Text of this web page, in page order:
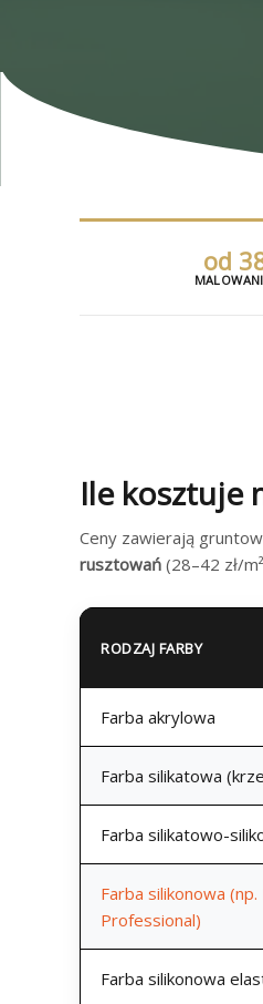
od
Ile kosztuje
Ceny zawierają
rusztowań (28–42 zł/
RODZAJ FARBY
Farba akrylowa
Farba silikatowa
Farba silikatowo-
Farba silikonowa (np.
Professional)
Farba silikonowa